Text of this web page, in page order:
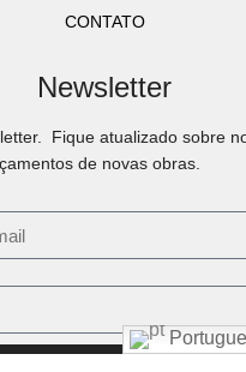
CONTATO
Newsletter
Fique atualizado sobre
de novas obras.